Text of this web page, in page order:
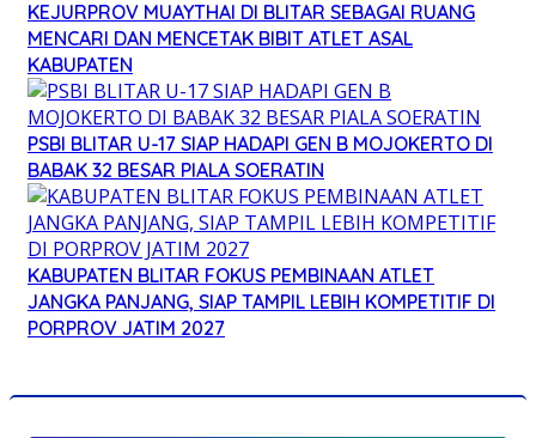
KEJURPROV MUAYTHAI DI BLITAR SEBAGAI RUANG
MENCARI DAN MENCETAK BIBIT ATLET ASAL
KABUPATEN
PSBI BLITAR U-17 SIAP HADAPI GEN B MOJOKERTO DI
BABAK 32 BESAR PIALA SOERATIN
KABUPATEN BLITAR FOKUS PEMBINAAN ATLET
JANGKA PANJANG, SIAP TAMPIL LEBIH KOMPETITIF DI
PORPROV JATIM 2027